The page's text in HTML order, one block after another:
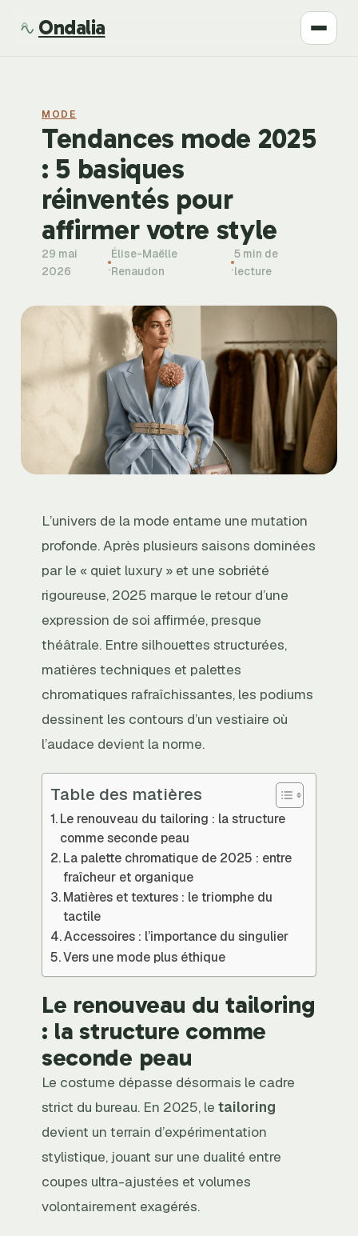
Ondalia
Beauté
Développement
Bien-être
MODE
Tendances mode 2025
: 5 basiques
réinventés pour
affirmer votre style
29 mai
2026
·
Élise-Maëlle
Renaudon
·
5 min de
lecture
L’univers de la mode entame une mutation
profonde. Après plusieurs saisons dominées
par le « quiet luxury » et une sobriété
rigoureuse, 2025 marque le retour d’une
expression de soi affirmée, presque
théâtrale. Entre silhouettes structurées,
matières techniques et palettes
chromatiques rafraîchissantes, les podiums
dessinent les contours d’un vestiaire où
l’audace devient la norme.
Table des matières
Le renouveau du tailoring : la structure
comme seconde peau
La palette chromatique de 2025 : entre
fraîcheur et organique
Matières et textures : le triomphe du
tactile
Accessoires : l’importance du singulier
Vers une mode plus éthique
Le renouveau du tailoring
: la structure comme
seconde peau
Le costume dépasse désormais le cadre
strict du bureau. En 2025, le tailoring
devient un terrain d’expérimentation
stylistique, jouant sur une dualité entre
coupes ultra-ajustées et volumes
volontairement exagérés.